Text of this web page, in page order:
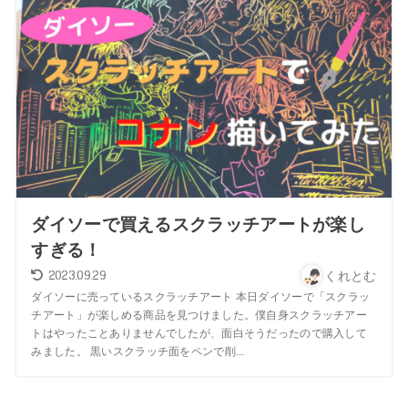
ダイソーで買えるスクラッチアートが楽し
すぎる！
2023.09.29 くれとむ
ダイソーに売っているスクラッチアート 本日ダイソーで「スクラッ
チアート」が楽しめる商品を見つけました。僕自身スクラッチアー
トはやったことありませんでしたが、面白そうだったので購入して
みました。 黒いスクラッチ面をペンで削...